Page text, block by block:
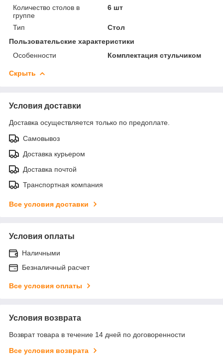
Количество столов в
группе
6 шт
Тип
Стол
Пользовательские характеристики
Особенности
Комплектация стульчиком
Скрыть
Условия доставки
Доставка осуществляется только по предоплате.
Самовывоз
Доставка курьером
Доставка почтой
Транспортная компания
Все условия доставки
Условия оплаты
Наличными
Безналичный расчет
Все условия оплаты
Условия возврата
Возврат товара в течение 14 дней по договоренности
Все условия возврата